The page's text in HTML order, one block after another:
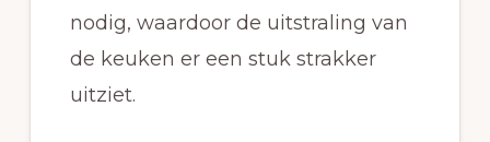
nodig, waardoor de uitstraling van
de keuken er een stuk strakker
uitziet.